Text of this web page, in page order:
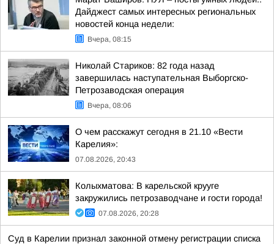
Дайджест самых интересных региональных
новостей конца недели:
Вчера, 08:15
Николай Стариков: 82 года назад
завершилась наступательная Выборгско-
Петрозаводская операция
Вчера, 08:06
О чем расскажут сегодня в 21.10 «Вести
Карелия»:
07.08.2026, 20:43
Колыхматова: В карельской крууге
закружились петрозаводчане и гости города!
07.08.2026, 20:28
Суд в Карелии признал законной отмену регистрации списка